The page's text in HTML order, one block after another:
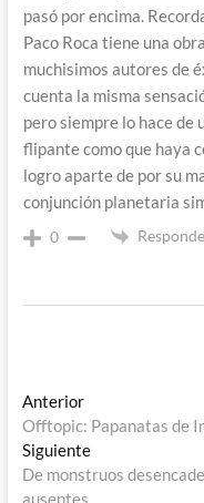
pasó por encima.
Paco Roca tiene una
muchisimos autores de
cuenta la misma
pero siempre lo hace de
flipante como que haya
logro aparte de por su
conjunción planetaria
0
Navegación
de
entradas
AnteriorEntrada
anterior:
Offtopic: Papanatas de
SiguienteEntrada
siguiente:
De monstruos
ausentes